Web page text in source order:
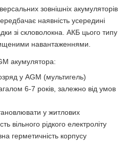
зовнішніх акумуляторів
наявність усередині
зі скловолокна. АКБ цього типу
навантаженнями.
акумулятора:
у AGM (мультигель)
6-7 років, залежно від умов
у житлових
вільного рідкого електроліту
герметичність корпусу